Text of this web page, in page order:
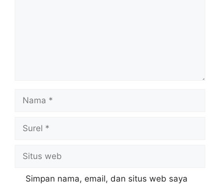
web
Simpan nama, email, dan situs web saya